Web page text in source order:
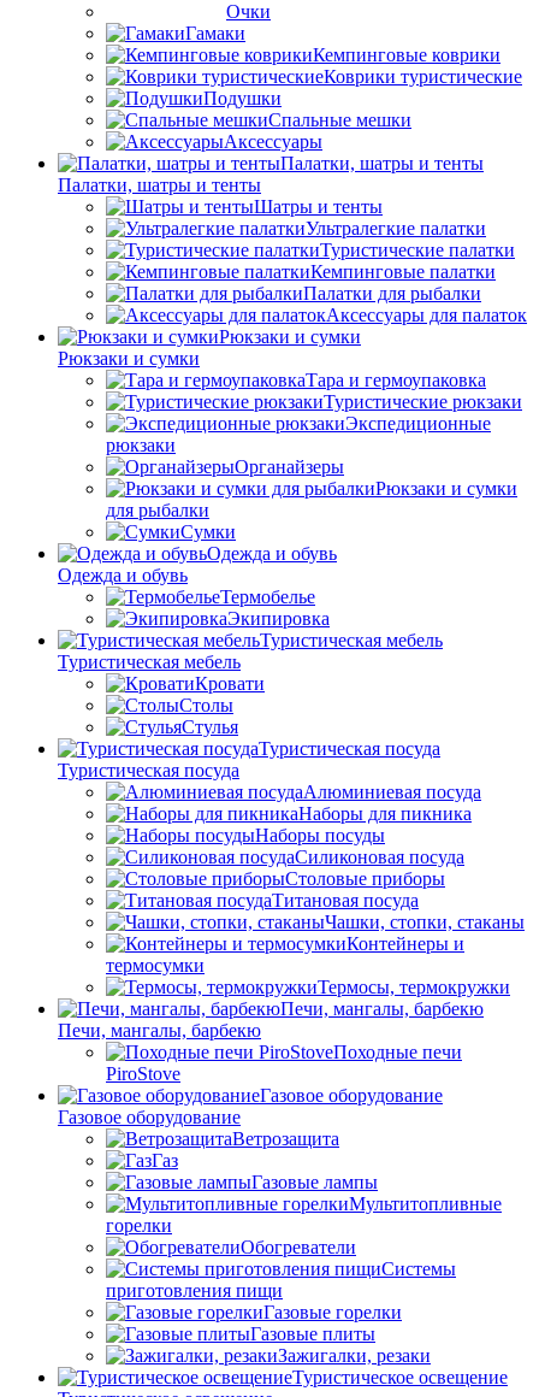
Очки
Гамаки
Кемпинговые коврики
Коврики туристические
Подушки
Спальные мешки
Аксессуары
Палатки, шатры и тенты
Палатки, шатры и тенты
Шатры и тенты
Ультралегкие палатки
Туристические палатки
Кемпинговые палатки
Палатки для рыбалки
Аксессуары для палаток
Рюкзаки и сумки
Рюкзаки и сумки
Тара и гермоупаковка
Туристические рюкзаки
Экспедиционные
рюкзаки
Органайзеры
Рюкзаки и сумки
для рыбалки
Сумки
Одежда и обувь
Одежда и обувь
Термобелье
Экипировка
Туристическая мебель
Туристическая мебель
Кровати
Столы
Стулья
Туристическая посуда
Туристическая посуда
Алюминиевая посуда
Наборы для пикника
Наборы посуды
Силиконовая посуда
Столовые приборы
Титановая посуда
Чашки, стопки, стаканы
Контейнеры и
термосумки
Термосы, термокружки
Печи, мангалы, барбекю
Печи, мангалы, барбекю
Походные печи
PiroStove
Газовое оборудование
Газовое оборудование
Ветрозащита
Газ
Газовые лампы
Мультитопливные
горелки
Обогреватели
Системы
приготовления пищи
Газовые горелки
Газовые плиты
Зажигалки, резаки
Туристическое освещение